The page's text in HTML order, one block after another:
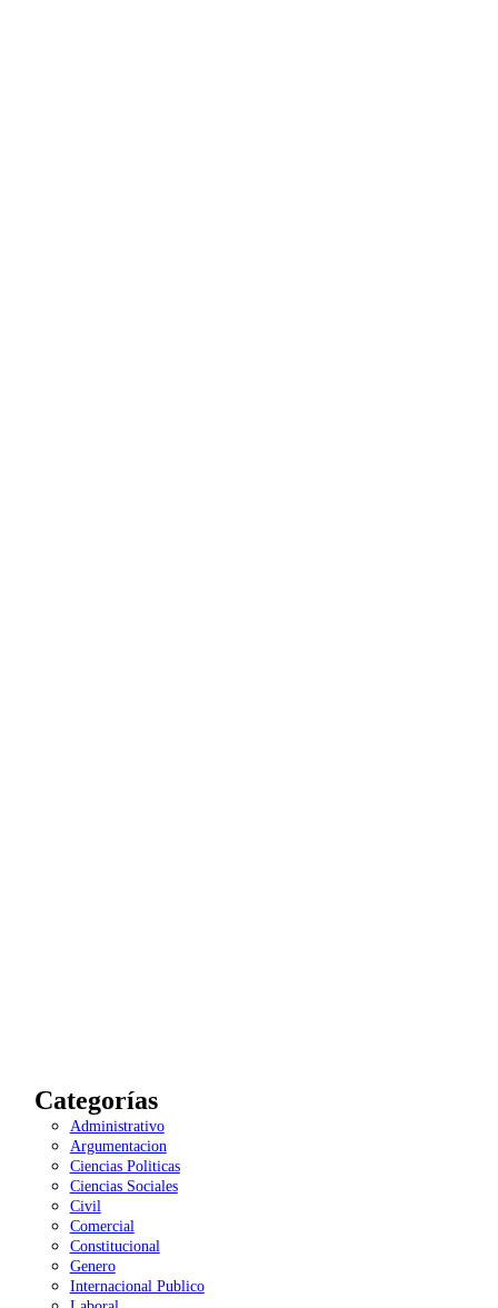
Categorías
Administrativo
Argumentacion
Ciencias Politicas
Ciencias Sociales
Civil
Comercial
Constitucional
Genero
Internacional Publico